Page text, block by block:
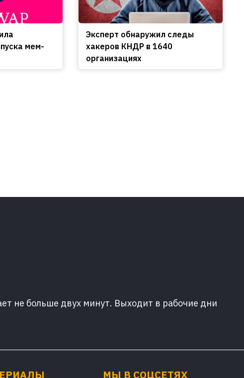
мем-
Эксперт обнаружил следы
хакеров КНДР в 1640
организациях
не больше двух минут. Выходит в рабочие дни
МЫ В СОЦСЕТЯХ